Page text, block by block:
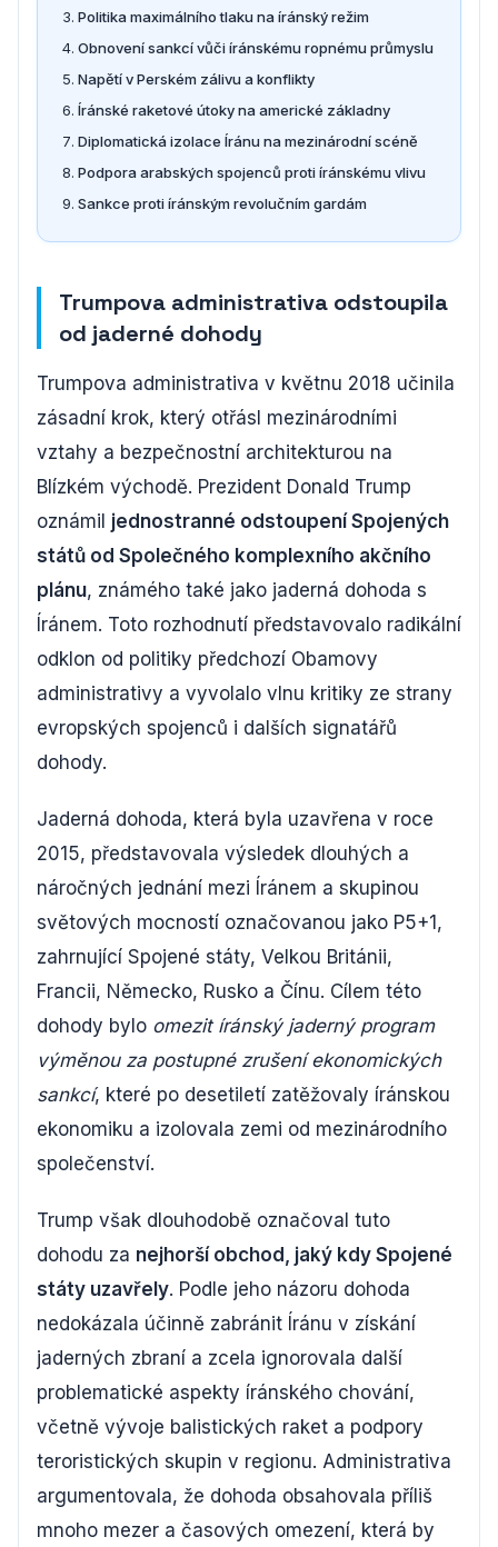
Politika maximálního tlaku na íránský režim
Obnovení sankcí vůči íránskému ropnému průmyslu
Napětí v Perském zálivu a konflikty
Íránské raketové útoky na americké základny
Diplomatická izolace Íránu na mezinárodní scéně
Podpora arabských spojenců proti íránskému vlivu
Sankce proti íránským revolučním gardám
Trumpova administrativa odstoupila
od jaderné dohody
Trumpova administrativa v květnu 2018 učinila
zásadní krok, který otřásl mezinárodními
vztahy a bezpečnostní architekturou na
Blízkém východě. Prezident Donald Trump
oznámil jednostranné odstoupení Spojených
států od Společného komplexního akčního
plánu, známého také jako jaderná dohoda s
Íránem. Toto rozhodnutí představovalo radikální
odklon od politiky předchozí Obamovy
administrativy a vyvolalo vlnu kritiky ze strany
evropských spojenců i dalších signatářů
dohody.
Jaderná dohoda, která byla uzavřena v roce
2015, představovala výsledek dlouhých a
náročných jednání mezi Íránem a skupinou
světových mocností označovanou jako P5+1,
zahrnující Spojené státy, Velkou Británii,
Francii, Německo, Rusko a Čínu. Cílem této
dohody bylo omezit íránský jaderný program
výměnou za postupné zrušení ekonomických
sankcí, které po desetiletí zatěžovaly íránskou
ekonomiku a izolovala zemi od mezinárodního
společenství.
Trump však dlouhodobě označoval tuto
dohodu za nejhorší obchod, jaký kdy Spojené
státy uzavřely. Podle jeho názoru dohoda
nedokázala účinně zabránit Íránu v získání
jaderných zbraní a zcela ignorovala další
problematické aspekty íránského chování,
včetně vývoje balistických raket a podpory
teroristických skupin v regionu. Administrativa
argumentovala, že dohoda obsahovala příliš
mnoho mezer a časových omezení, která by